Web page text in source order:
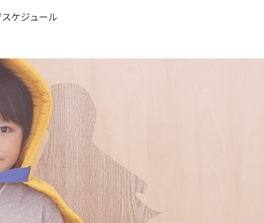
ィシャルサイト
ケジュール